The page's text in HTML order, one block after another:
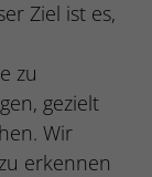
Ziel ist es,
zu
gezielt
Wir
erkennen